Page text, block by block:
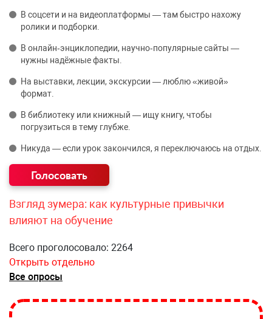
В соцсети и на видеоплатформы — там быстро нахожу
ролики и подборки.
В онлайн‑энциклопедии, научно‑популярные сайты —
нужны надёжные факты.
На выставки, лекции, экскурсии — люблю «живой»
формат.
В библиотеку или книжный — ищу книгу, чтобы
погрузиться в тему глубже.
Никуда — если урок закончился, я переключаюсь на отдых.
Взгляд зумера: как культурные привычки
влияют на обучение
Всего проголосовало: 2264
Открыть отдельно
Все опросы